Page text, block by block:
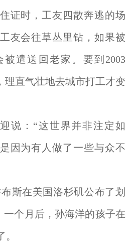
证时，工友四散奔逃的场
友会往草丛里钻，如果被
遣送回老家。要到2003
理直气壮地去城市打工才变
说：“这世界并非注定如
因为有人做了一些与众不
斯在美国洛杉矶公布了划
一个月后，孙海洋的孩子在